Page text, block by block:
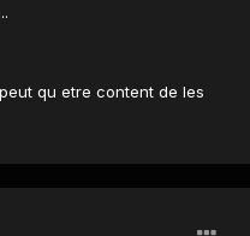
qu etre content de les